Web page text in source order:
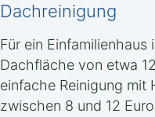
Dachreinigung
Für ein
Dachfläche von etwa
einfache Reinigung mit
zwischen 8 und 12